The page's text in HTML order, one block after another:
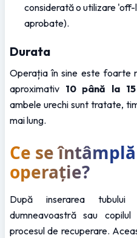
considerată o utilizare
aprobate).
Durata
Operația în sine este foarte
aproximativ 10 până la
ambele urechi sunt tratate,
mai lung.
Ce se
operație?
După inserarea tubului
dumneavoastră sau
procesul de recuperare.